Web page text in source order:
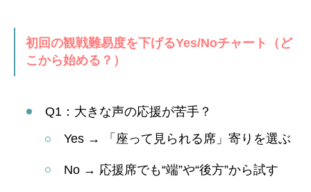
初回の観戦難易度を下げるYes/Noチャート（ど
こから始める？）
Q1：大きな声の応援が苦手？
Yes → 「座って見られる席」寄りを選ぶ
No → 応援席でも“端”や“後方”から試す